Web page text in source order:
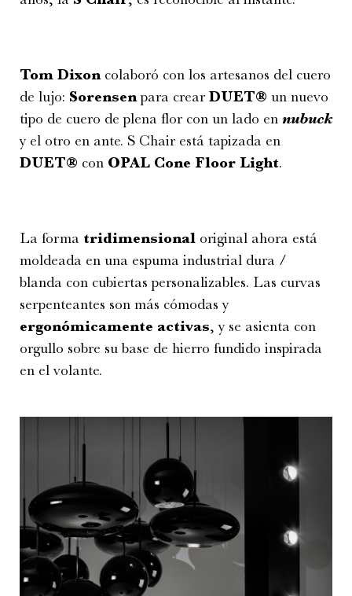
Tom Dixoncolaboró con los artesanos del cuero
de lujo: Sorensenpara crear DUET® un nuevo
tipo de cuero de plena flor con un lado en nubuck
y el otro en ante. S Chair está tapizada en
DUET® con OPAL Cone Floor Light.
La forma tridimensional original ahora está
moldeada en una espuma industrial dura /
blanda con cubiertas personalizables. Las curvas
serpenteantes son más cómodas y
ergonómicamente activas, y se asienta con
orgullo sobre su base de hierro fundido inspirada
en el volante.